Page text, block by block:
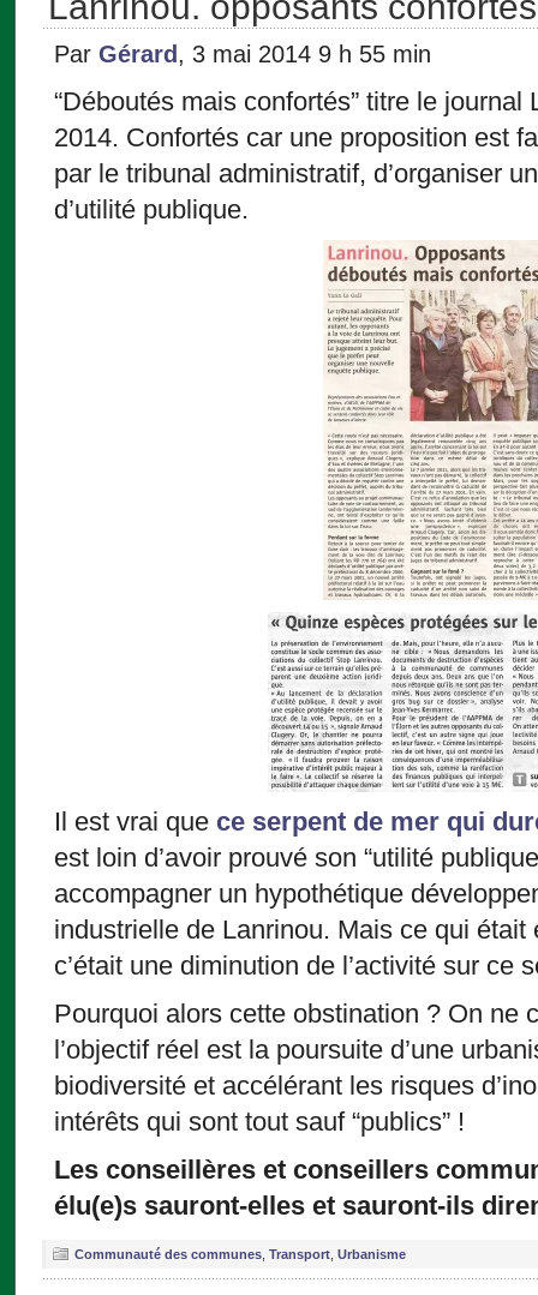
Par Gérard , 3 mai 2014 9 h 55 min
“Déboutés mais confortés” titre le
2014. Confortés car une proposition est
par le tribunal administratif, d’organiser
d’utilité publique.
Il est vrai que ce serpent de mer qui
est loin d’avoir prouvé son “utilité
accompagner un hypothétique
industrielle de Lanrinou. Mais ce qui était
c’était une diminution de l’activité sur ce
Pourquoi alors cette obstination ? On ne
l’objectif réel est la poursuite d’une
biodiversité et accélérant les risques
intérêts qui sont tout sauf “publics” !
Les conseillères et conseillers
élu(e)s sauront-elles et sauront-ils
Communauté des communes Transport Urbanisme